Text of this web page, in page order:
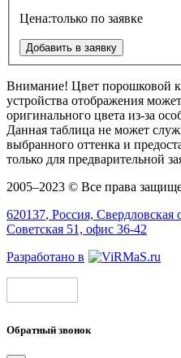
Цена:только по заявке
Добавить в заявку
Внимание! Цвет порошковой
устройства отображения может
оригинального цвета из-за
Данная таблица не может
выбранного оттенка и
только для предварительной
2005–2023 © Все права
620137, Россия, Свердловская
Советская 51, офис 36-42
Разработано в
Обратный звонок